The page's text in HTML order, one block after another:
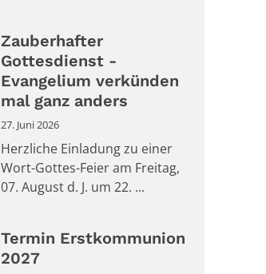
Zauberhafter
Gottesdienst -
Evangelium verkünden
mal ganz anders
27. Juni 2026
Herzliche Einladung zu einer
Wort-Gottes-Feier am Freitag,
07. August d. J. um 22. ...
Termin Erstkommunion
2027